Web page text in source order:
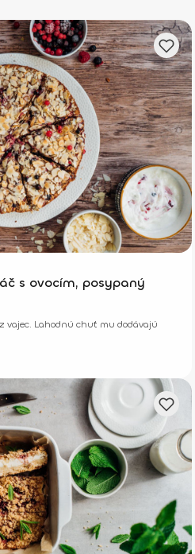
s ovocím, posypaný
vajec. Lahodnú chuť mu dodávajú